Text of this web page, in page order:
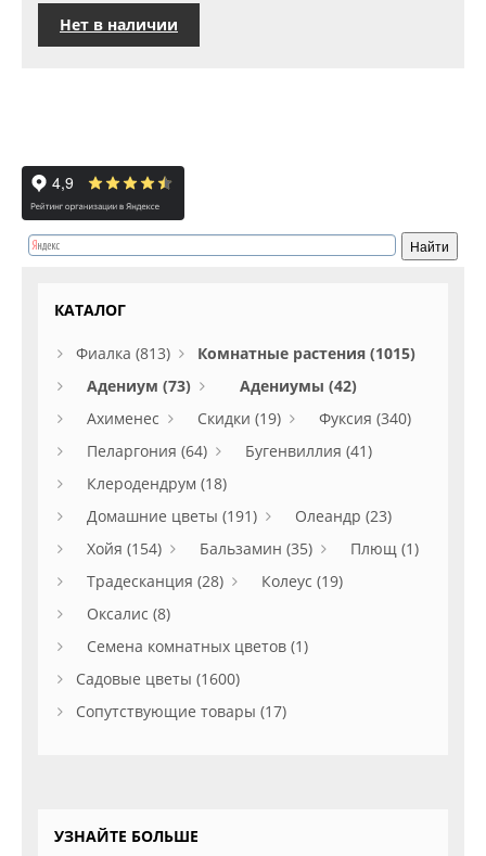
Нет в наличии
КАТАЛОГ
Фиалка (813)
Комнатные растения (1015)
Адениум (73)
Адениумы (42)
Ахименес
Скидки (19)
Фуксия (340)
Пеларгония (64)
Бугенвиллия (41)
Клеродендрум (18)
Домашние цветы (191)
Олеандр (23)
Хойя (154)
Бальзамин (35)
Плющ (1)
Традесканция (28)
Колеус (19)
Оксалис (8)
Семена комнатных цветов (1)
Садовые цветы (1600)
Сопутствующие товары (17)
УЗНАЙТЕ БОЛЬШЕ